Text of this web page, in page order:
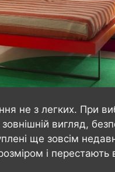
не з легких. При
вигляд,
ще зовсім
і перестають